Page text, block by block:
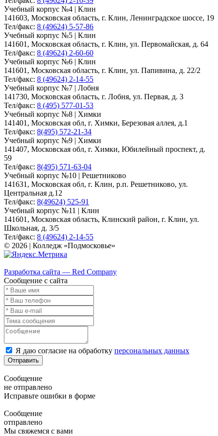
Учебный корпус №4 | Клин
141603, Московская область, г. Клин, Ленинградское шоссе, 19
Тел/факс: 8 (49624) 5-57-86
Учебный корпус №5 | Клин
141601, Московская область, г. Клин, ул. Первомайская, д. 64
Тел/факс: 8 (49624) 2-60-60
Учебный корпус №6 | Клин
141601, Московская область, г. Клин, ул. Папивина, д. 22/2
Тел/факс: 8 (49624) 2-14-55
Учебный корпус №7 | Лобня
141730, Московская область, г. Лобня, ул. Первая, д. 3
Тел/факс: 8 (495) 577-01-53
Учебный корпус №8 | Химки
141401, Московская обл, г. Химки, Березовая аллея, д.1
Тел/факс: 8(495) 572-21-34
Учебный корпус №9 | Химки
141407, Московская обл, г. Химки, Юбилейный проспект, д.
59
Тел/факс: 8(495) 571-63-04
Учебный корпус №10 | Решетниково
141631, Московская обл, г. Клин, р.п. Решетниково, ул.
Центральная д.12
Тел/факс: 8(49624) 525-91
Учебный корпус №11 | Клин
141601, Московская область, Клинский район, г. Клин, ул.
Школьная, д. 3/5
Тел/факс: 8 (49624) 2-14-55
© 2026 | Колледж «Подмосковье»
Разработка сайта — Red Company
Сообщение с сайта
Я даю согласие на обработку персональных данных
Отправить
Сообщение
не отправлено
Исправьте ошибки в форме
Сообщение
отправлено
Мы свяжемся с вами